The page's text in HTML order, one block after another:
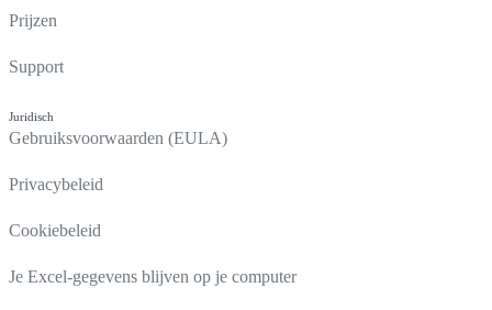
Prijzen
Support
Juridisch
Gebruiksvoorwaarden (EULA)
Privacybeleid
Cookiebeleid
Je Excel-gegevens blijven op je computer